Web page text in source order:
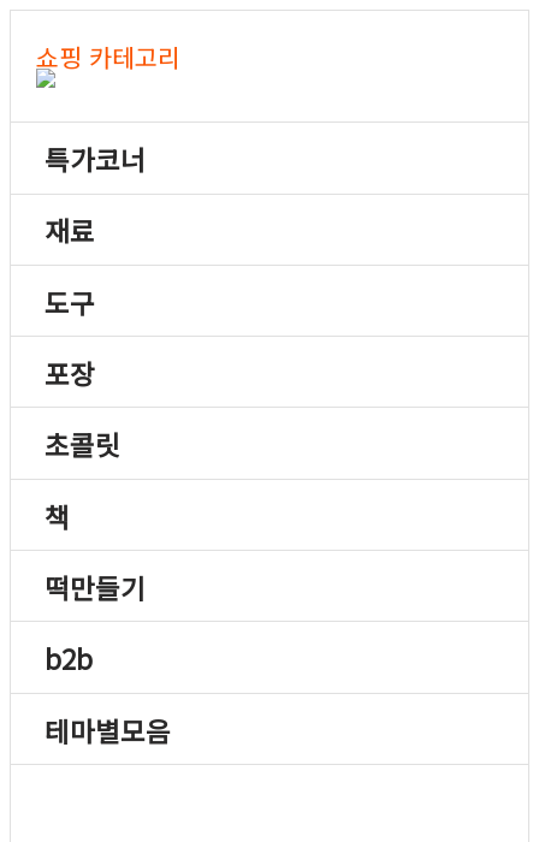
쇼핑 카테고리
특가코너
재료
도구
포장
초콜릿
책
떡만들기
b2b
테마별모음